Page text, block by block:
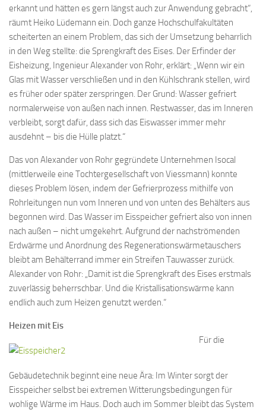
erkannt und hätten es gern längst auch zur Anwendung gebracht“,
räumt Heiko Lüdemann ein. Doch ganze Hochschulfakultäten
scheiterten an einem Problem, das sich der Umsetzung beharrlich
in den Weg stellte: die Sprengkraft des Eises. Der Erfinder der
Eisheizung, Ingenieur Alexander von Rohr, erklärt: „Wenn wir ein
Glas mit Wasser verschließen und in den Kühlschrank stellen, wird
es früher oder später zerspringen. Der Grund: Wasser gefriert
normalerweise von außen nach innen. Restwasser, das im Inneren
verbleibt, sorgt dafür, dass sich das Eiswasser immer mehr
ausdehnt – bis die Hülle platzt.“
Das von Alexander von Rohr gegründete Unternehmen Isocal
(mittlerweile eine Tochtergesellschaft von Viessmann) konnte
dieses Problem lösen, indem der Gefrierprozess mithilfe von
Rohrleitungen nun vom Inneren und von unten des Behälters aus
begonnen wird. Das Wasser im Eisspeicher gefriert also von innen
nach außen – nicht umgekehrt. Aufgrund der nachströmenden
Erdwärme und Anordnung des Regenerationswärmetauschers
bleibt am Behälterrand immer ein Streifen Tauwasser zurück.
Alexander von Rohr: „Damit ist die Sprengkraft des Eises erstmals
zuverlässig beherrschbar. Und die Kristallisationswärme kann
endlich auch zum Heizen genutzt werden.“
Heizen mit Eis
Für die
Gebäudetechnik beginnt eine neue Ära: Im Winter sorgt der
Eisspeicher selbst bei extremen Witterungsbedingungen für
wohlige Wärme im Haus. Doch auch im Sommer bleibt das System